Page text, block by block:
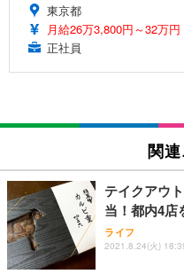
東京都
月給26万3,800円～32万円
正社員
関
テイクアウ
当！都内4店
ライフ
2021.8.24(火)